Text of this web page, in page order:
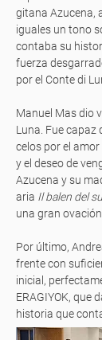
gitana Azucena,
iguales un tono
contaba su
fuerza
por el Conte di
Manuel Mas dio
Luna. Fue capaz
celos por el
y el deseo de
Azucena y su
aria Il balen del
una gran ovación.
Por último,
frente con
inicial,
ERAGIYOK, que
historia que